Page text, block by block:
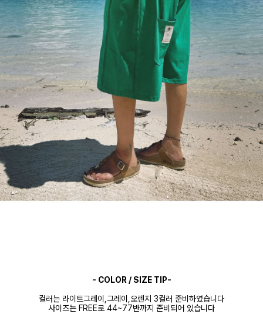
- COLOR / SIZE TIP-
컬러는 라이트그레이,그레이,오렌지 3컬러 준비하였습니다
사이즈는 FREE로 44~77반까지 준비되어 있습니다